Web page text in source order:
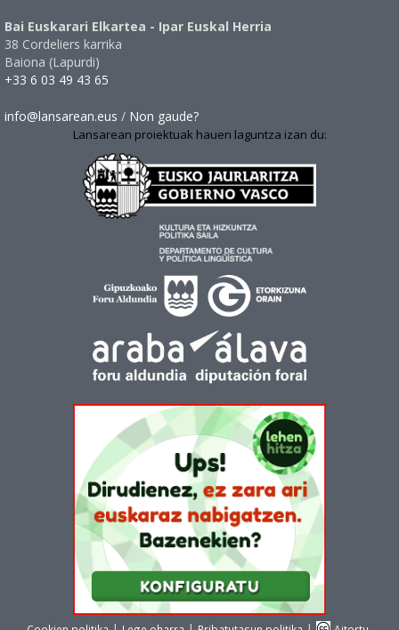
Bai Euskarari Elkartea - Ipar Euskal Herria
38 Cordeliers karrika
Baiona (Lapurdi)
+33 6 03 49 43 65
info@lansarean.eus / Non gaude?
Lansarean proiektuak hauen laguntza izan du: